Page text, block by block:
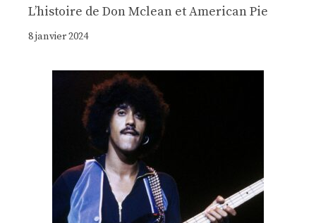
Lʼhistoire de Don Mclean et American Pie
8 janvier 2024